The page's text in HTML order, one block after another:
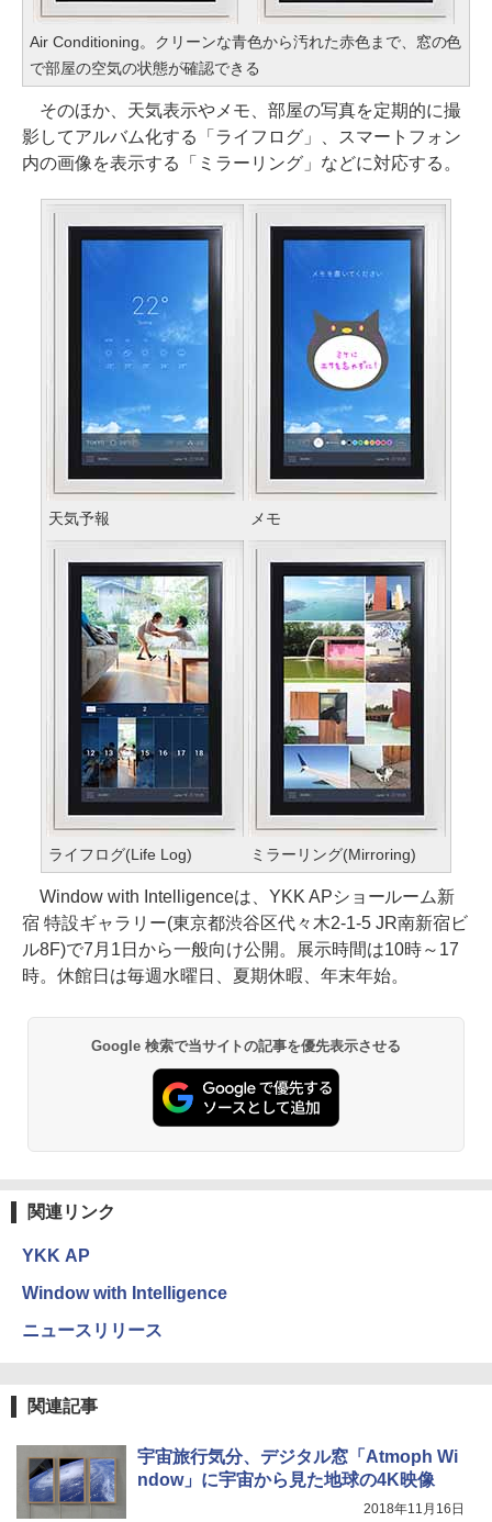
Air Conditioning。クリーンな青色から汚れた赤色まで、窓の色
で部屋の空気の状態が確認できる
そのほか、天気表示やメモ、部屋の写真を定期的に撮
影してアルバム化する「ライフログ」、スマートフォン
内の画像を表示する「ミラーリング」などに対応する。
天気予報 メモ
ライフログ(Life Log) ミラーリング(Mirroring)
Window with Intelligenceは、YKK APショールーム新
宿 特設ギャラリー(東京都渋谷区代々木2-1-5 JR南新宿ビ
ル8F)で7月1日から一般向け公開。展示時間は10時～17
時。休館日は毎週水曜日、夏期休暇、年末年始。
Google 検索で当サイトの記事を優先表示させる
関連リンク
YKK AP
Window with Intelligence
ニュースリリース
関連記事
宇宙旅行気分、デジタル窓「Atmoph Wi
ndow」に宇宙から見た地球の4K映像
2018年11月16日